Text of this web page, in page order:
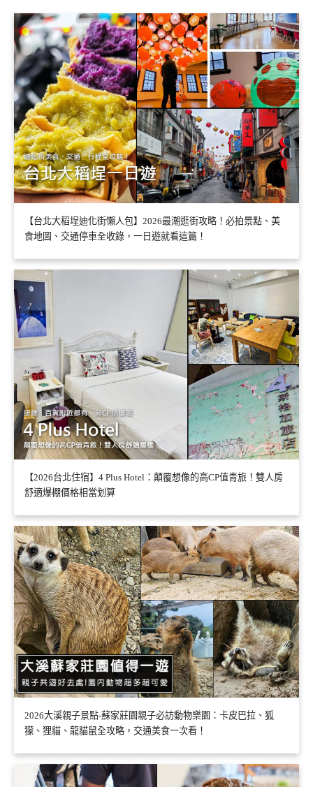
【台北大稻埕迪化街懶人包】2026最潮逛街攻略！必拍景點、美
食地圖、交通停車全收錄，一日遊就看這篇！
【2026台北住宿】4 Plus Hotel：顛覆想像的高CP值青旅！雙人房
舒適爆棚價格相當划算
2026大溪親子景點-蘇家莊園親子必訪動物樂園：卡皮巴拉、狐
獴、狸貓、龍貓鼠全攻略，交通美食一次看！